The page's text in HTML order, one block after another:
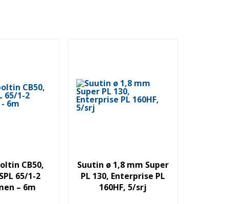
CB50,
65/1-2
– 6m
Suutin ø 1,8 mm Super
PL 130, Enterprise PL
160HF, 5/srj